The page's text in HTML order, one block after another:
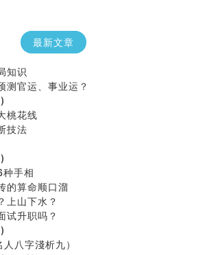
最新文章
四條
知识
测官运、事业运？
桃花线
技法
种手相
的算命顺口溜
上山下水？
试升职吗？
⼋字淺析九）